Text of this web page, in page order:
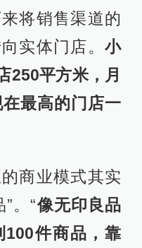
将销售渠道的
实体门店。小
250平方米，月
最高的门店一
商业模式其实
。“像无印良品
100件商品，靠